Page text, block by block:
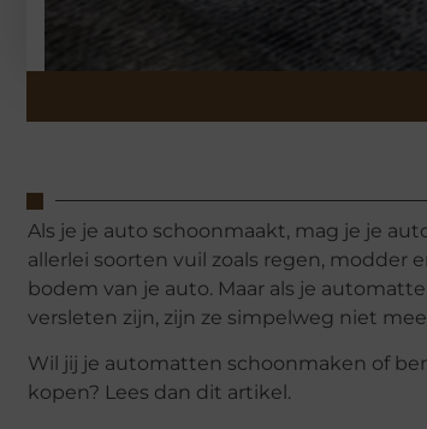
Als je je auto schoonmaakt, mag je je
allerlei soorten vuil zoals regen, modder
bodem van je auto. Maar als je
versleten zijn, zijn ze simpelweg niet
Wil jij je automatten schoonmaken of
kopen? Lees dan dit artikel.